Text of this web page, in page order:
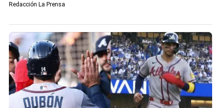
Redacción La Prensa